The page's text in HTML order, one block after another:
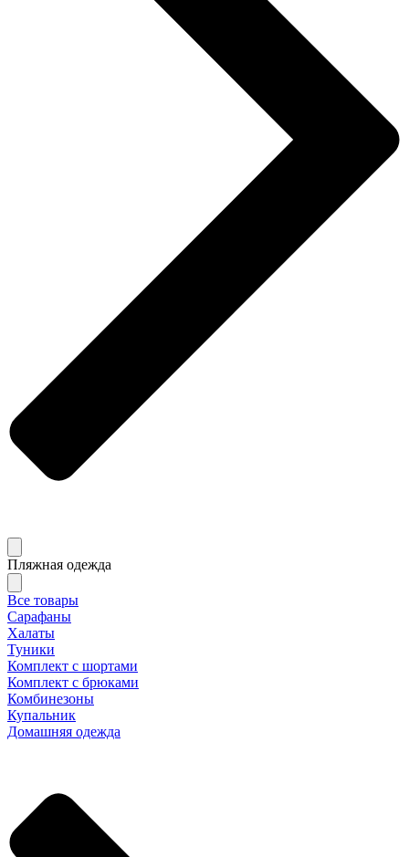
Пляжная одежда
Все товары
Сарафаны
Халаты
Туники
Комплект с шортами
Комплект с брюками
Комбинезоны
Купальник
Домашняя одежда